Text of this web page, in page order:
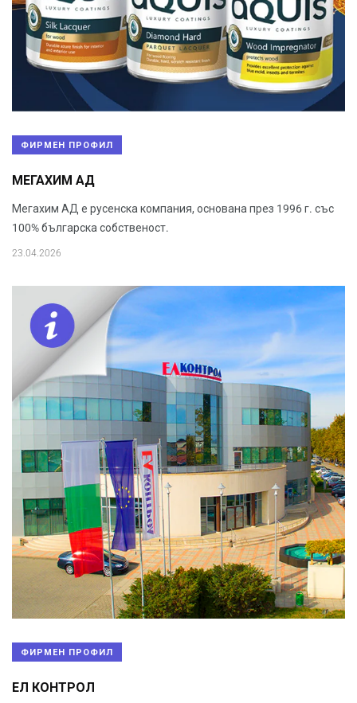
ФИРМЕН ПРОФИЛ
МЕГАХИМ АД
Мегахим АД е русенска компания, основана през 1996 г. със
100% българска собственост.
23.04.2026
ФИРМЕН ПРОФИЛ
ЕЛ КОНТРОЛ